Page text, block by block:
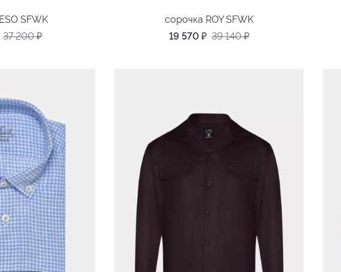
SFWK
37 200₽
сорочка ROY SFWK
19 570 ₽ 39 140₽